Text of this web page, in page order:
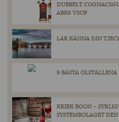
DUBBELT
ABK6 VSOP
LÄR KÄNNA DIN
9 BÄSTA
KRIEK BOON –
SYSTEMBOLAGET